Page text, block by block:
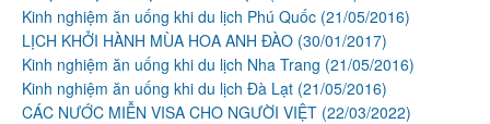
Kinh nghiệm ăn uống khi du lịch Phú Quốc (21/05/2016)
LỊCH KHỞI HÀNH MÙA HOA ANH ĐÀO (30/01/2017)
Kinh nghiệm ăn uống khi du lịch Nha Trang (21/05/2016)
Kinh nghiệm ăn uống khi du lịch Đà Lạt (21/05/2016)
CÁC NƯỚC MIỄN VISA CHO NGƯỜI VIỆT (22/03/2022)